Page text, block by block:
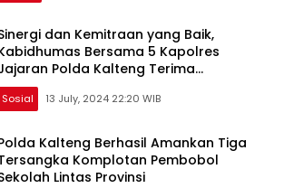
dan Kemitraan yang Baik,
Bersama 5 Kapolres
Polda Kalteng Terima
PWI
Sosial 13 July, 2024 22:20 WIB
Kalteng Berhasil Amankan Tiga
Komplotan Pembobol
Lintas Provinsi